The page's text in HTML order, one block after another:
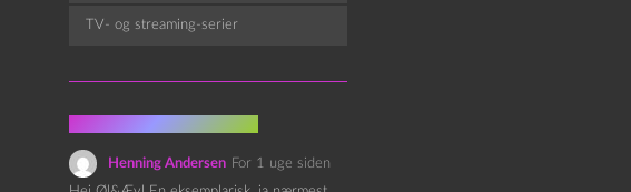
TV- og streaming-serier
Henning Andersen For 1 uge siden